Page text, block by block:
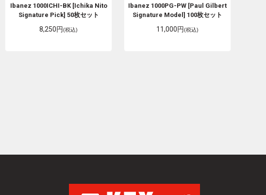
Ibanez 1000ICHI-BK [Ichika Nito
Signature Pick] 50枚セット
8,250円(税込)
Ibanez 1000PG-PW [Paul Gilbert
Signature Model] 100枚セット
11,000円(税込)